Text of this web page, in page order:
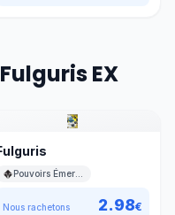
EX
Nous rachetons 2.98€